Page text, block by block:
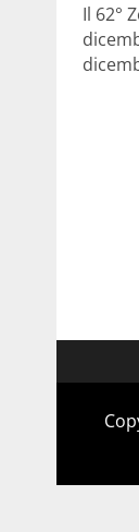
Il 62°